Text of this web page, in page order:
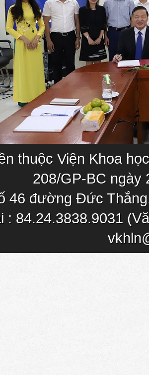
thuộc Viện Khoa
208/GP-BC ngày
46 đường Đức
: 84.24.3838.9031